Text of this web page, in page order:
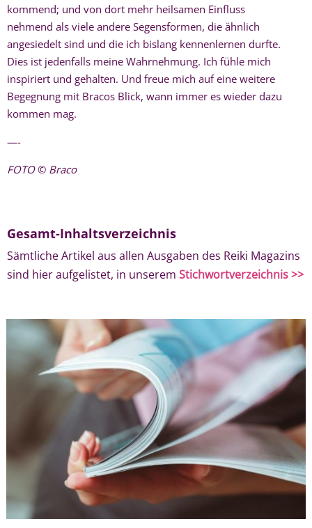
kommend; und von dort mehr heilsamen Einfluss
nehmend als viele andere Segensformen, die ähnlich
angesiedelt sind und die ich bislang kennenlernen durfte.
Dies ist jedenfalls meine Wahrnehmung. Ich fühle mich
inspiriert und gehalten. Und freue mich auf eine weitere
Begegnung mit Bracos Blick, wann immer es wieder dazu
kommen mag.
—-
FOTO© Braco
Gesamt-Inhaltsverzeichnis
Sämtliche Artikel aus allen Ausgaben des Reiki Magazins
sind hier aufgelistet, in unserem Stichwortverzeichnis >>